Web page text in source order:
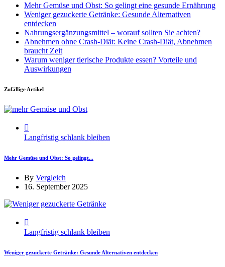
Mehr Gemüse und Obst: So gelingt eine gesunde Ernährung
Weniger gezuckerte Getränke: Gesunde Alternativen
entdecken
Nahrungsergänzungsmittel – worauf sollten Sie achten?
Abnehmen ohne Crash-Diät: Keine Crash-Diät, Abnehmen
braucht Zeit
Warum weniger tierische Produkte essen? Vorteile und
Auswirkungen
Zufällige Artikel
Langfristig schlank bleiben
Mehr Gemüse und Obst: So gelingt...
By Vergleich
16. September 2025
Langfristig schlank bleiben
Weniger gezuckerte Getränke: Gesunde Alternativen entdecken